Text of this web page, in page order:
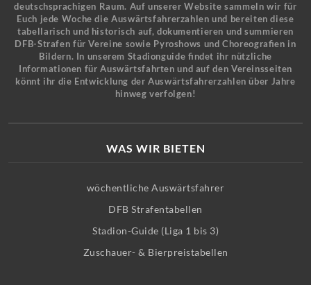
deutschsprachigen Raum. Auf unserer Website sammeln wir für
Euch jede Woche die Auswärtsfahrerzahlen und bereiten diese
tabellarisch und historisch auf, dokumentieren und summieren
DFB-Strafen für Vereine sowie Pyroshows und Choreografien in
Bildern. In unserem Stadionguide findet ihr nützliche
Informationen für Auswärtsfahrten und auf den Vereinsseiten
könnt ihr die Entwicklung der Auswärtsfahrerzahlen über Jahre
hinweg verfolgen!
WAS WIR BIETEN
wöchentliche Auswärtsfahrer
DFB Strafentabellen
Stadion-Guide (Liga 1 bis 3)
Zuschauer- & Bierpreistabellen